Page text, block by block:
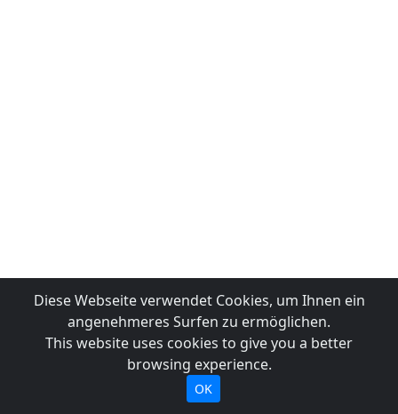
Diese Webseite verwendet Cookies, um Ihnen ein
angenehmeres Surfen zu ermöglichen.
This website uses cookies to give you a better
browsing experience.
OK